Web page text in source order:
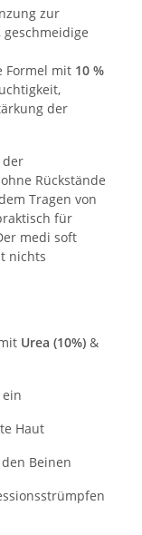
zur
Formel mit 10 %
der
der
Rückstände
Tragen von
für
medi soft
nichts
Urea (10%) &
Haut
Beinen